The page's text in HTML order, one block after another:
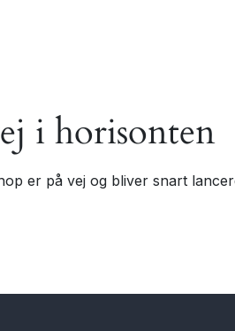
i horisonten
er på vej og bliver snart